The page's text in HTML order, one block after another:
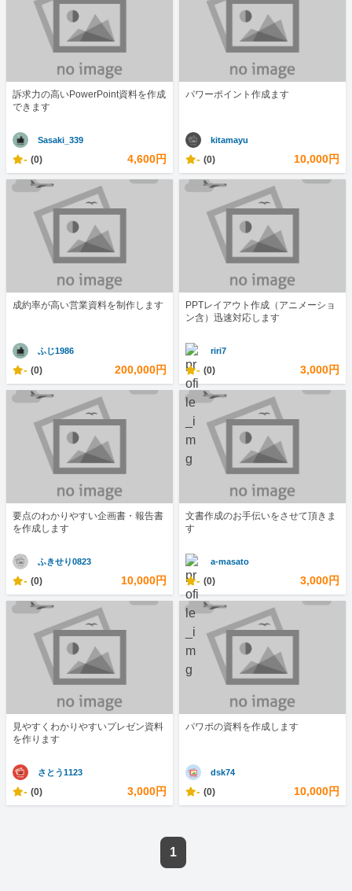
訴求力の高いPowerPoint資料を作成
できます
Sasaki_339
- (0) 4,600円
パワーポイント作成ます
kitamayu
- (0) 10,000円
成約率が高い営業資料を制作します
ふじ1986
- (0) 200,000円
PPTレイアウト作成（アニメーショ
ン含）迅速対応します
riri7
- (0) 3,000円
要点のわかりやすい企画書・報告書
を作成します
ふきせり0823
- (0) 10,000円
文書作成のお手伝いをさせて頂きま
す
a-masato
- (0) 3,000円
見やすくわかりやすいプレゼン資料
を作ります
さとう1123
- (0) 3,000円
パワポの資料を作成します
dsk74
- (0) 10,000円
1